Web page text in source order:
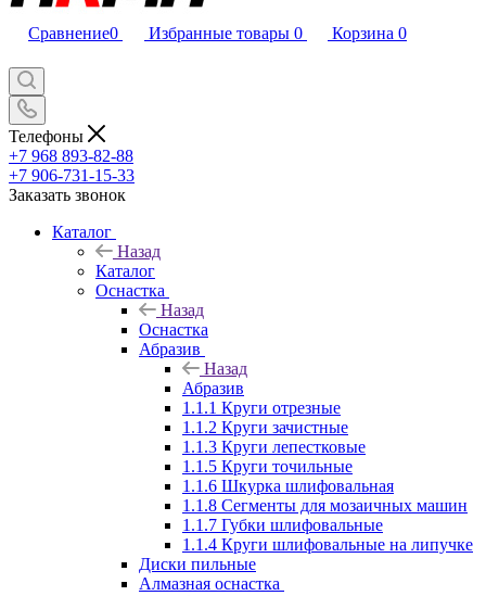
Сравнение0 Избранные товары 0 Корзина 0
Телефоны
+7 968 893-82-88
+7 906-731-15-33
Заказать звонок
Каталог
Назад
Каталог
Оснастка
Назад
Оснастка
Абразив
Назад
Абразив
1.1.1 Круги отрезные
1.1.2 Круги зачистные
1.1.3 Круги лепестковые
1.1.5 Круги точильные
1.1.6 Шкурка шлифовальная
1.1.8 Сегменты для мозаичных машин
1.1.7 Губки шлифовальные
1.1.4 Круги шлифовальные на липучке
Диски пильные
Алмазная оснастка